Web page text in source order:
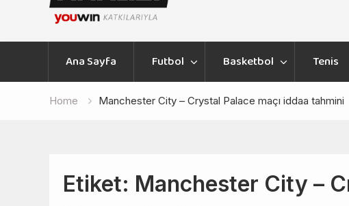
Ana Sayfa Futbol Basketbol Tenis
Home Manchester City – Crystal Palace maçı iddaa tahmini
Etiket: Manchester City –